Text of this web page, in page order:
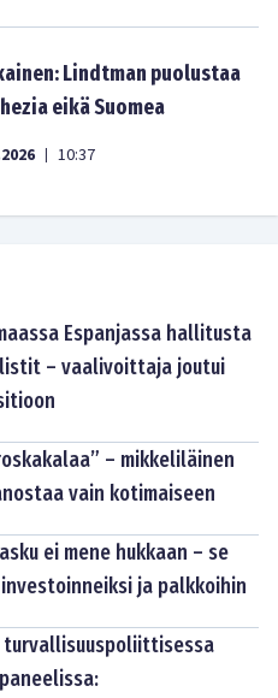
Lindtman puolustaa
eikä Suomea
| 10:37
Espanjassa hallitusta
– vaalivoittaja joutui
– mikkeliläinen
vain kotimaiseen
ei mene hukkaan – se
ja palkkoihin
turvallisuuspoliittisessa